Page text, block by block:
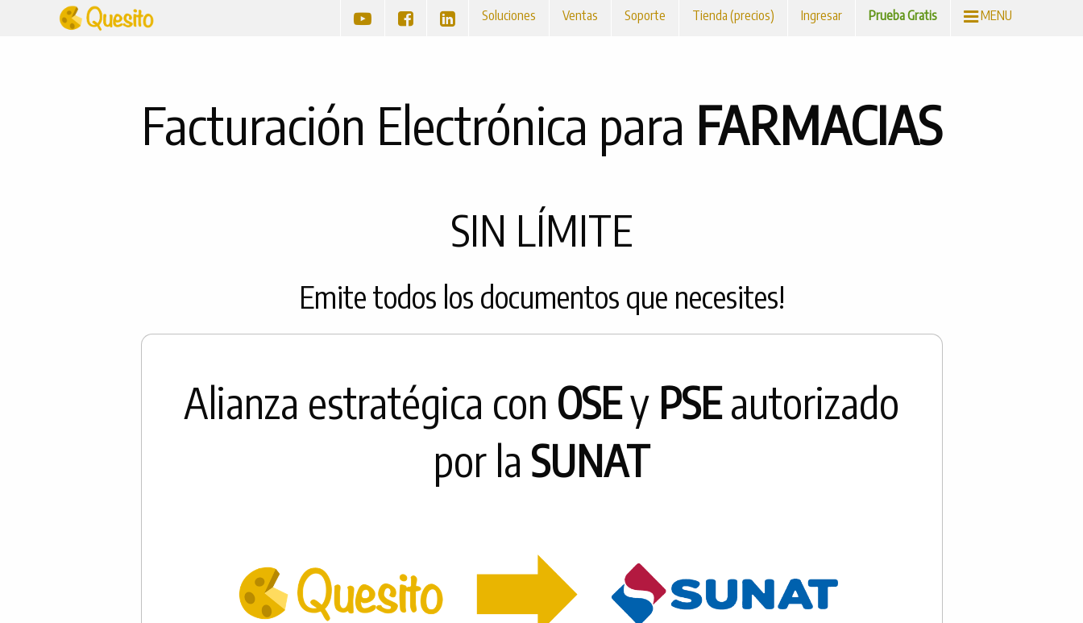
Soluciones Ventas Soporte Tienda (precios) Ingresar Prueba Gratis MENU
Facturación Electrónica para FARMACIAS
SIN LÍMITE
Emite todos los documentos que necesites!
Alianza estratégica con OSEy PSEautorizado
por la SUNAT